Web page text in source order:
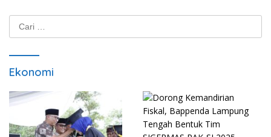
Cari
untuk:
Ekonomi